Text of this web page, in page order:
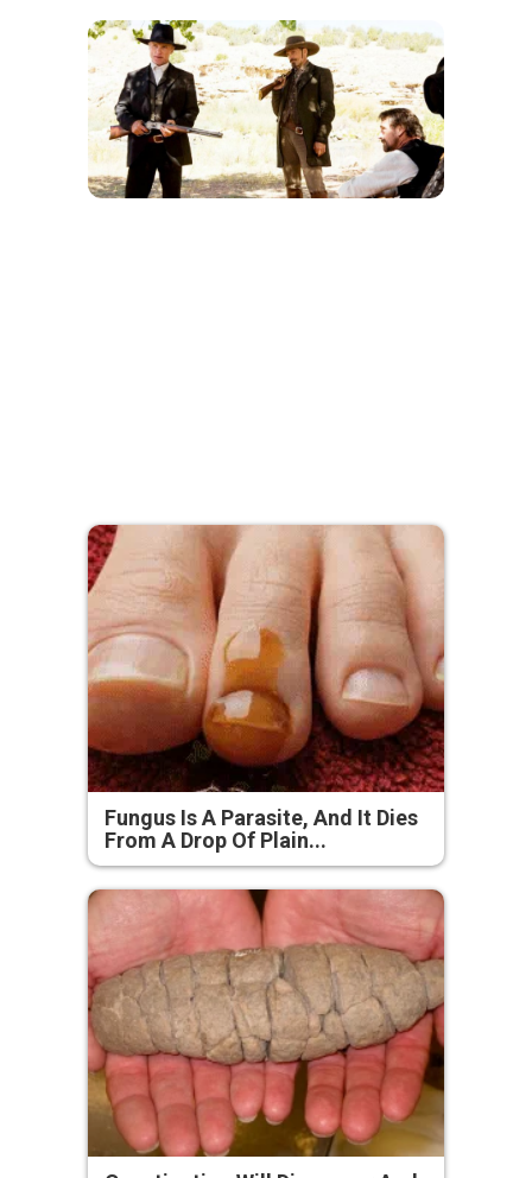
Fungus Is A Parasite, And It Dies
From A Drop Of Plain...